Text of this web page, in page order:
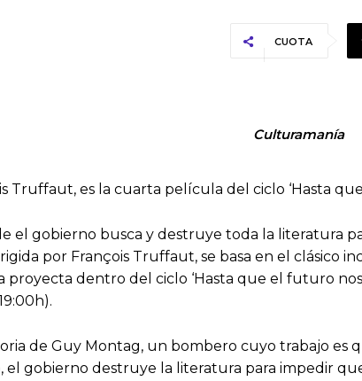
CUOTA
Culturamanía
Truffaut, es la cuarta película del ciclo ‘Hasta
el gobierno busca y destruye toda la literatura
por François Truffaut, se basa en el
proyecta dentro del ciclo ‘Hasta que el futuro nos
de Guy Montag, un bombero cuyo trabajo
gobierno destruye la literatura para impedir